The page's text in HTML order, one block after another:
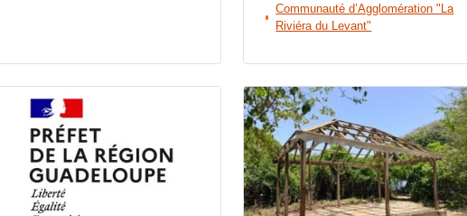
Communauté d’Agglomération "La
Riviéra du Levant"